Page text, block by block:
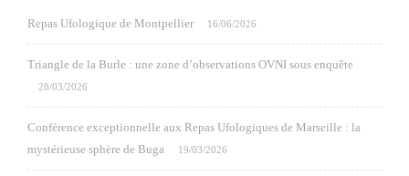
Repas Ufologique de Montpellier 16/06/2026
Triangle de la Burle : une zone d’observations OVNI sous enquête
28/03/2026
Conférence exceptionnelle aux Repas Ufologiques de Marseille : la
mystérieuse sphère de Buga
19/03/2026